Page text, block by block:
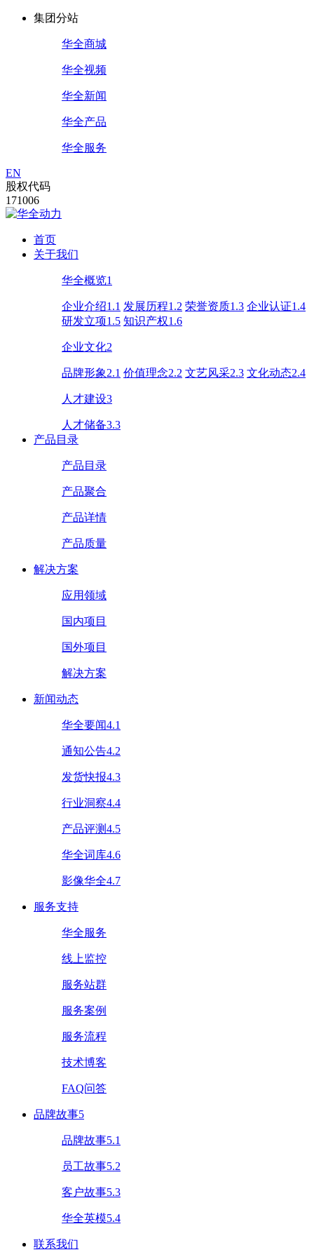
集团分站
华全商城
华全视频
华全新闻
华全产品
华全服务
EN
股权代码
171006
首页
关于我们
华全概览1
企业介绍1.1 发展历程1.2 荣誉资质1.3 企业认证1.4
研发立项1.5 知识产权1.6
企业文化2
品牌形象2.1 价值理念2.2 文艺风采2.3 文化动态2.4
人才建设3
人才储备3.3
产品目录
产品目录
产品聚合
产品详情
产品质量
解决方案
应用领域
国内项目
国外项目
解决方案
新闻动态
华全要闻4.1
通知公告4.2
发货快报4.3
行业洞察4.4
产品评测4.5
华全词库4.6
影像华全4.7
服务支持
华全服务
线上监控
服务站群
服务案例
服务流程
技术博客
FAQ问答
品牌故事5
品牌故事5.1
员工故事5.2
客户故事5.3
华全英模5.4
联系我们